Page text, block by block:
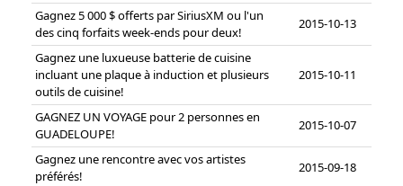
Gagnez 5 000 $ offerts par SiriusXM ou l'un
des cinq forfaits week-ends pour deux!
2015-10-13
Gagnez une luxueuse batterie de cuisine
incluant une plaque à induction et plusieurs
outils de cuisine!
2015-10-11
GAGNEZ UN VOYAGE pour 2 personnes en
GUADELOUPE!
2015-10-07
Gagnez une rencontre avec vos artistes
préférés!
2015-09-18